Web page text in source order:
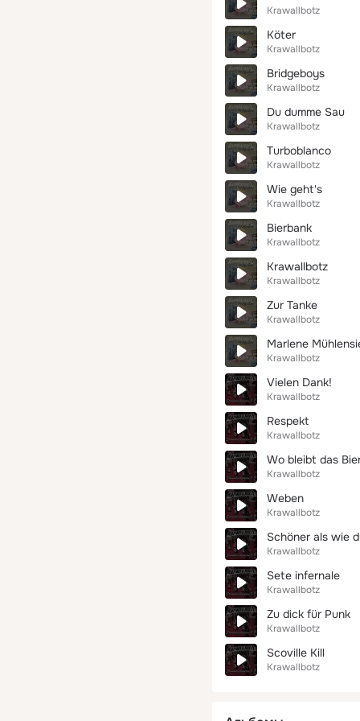
Krawallbotz
Köter
Krawallbotz
Bridgeboys
Krawallbotz
Du dumme Sau
Krawallbotz
Turboblanco
Krawallbotz
Wie geht's
Krawallbotz
Bierbank
Krawallbotz
Krawallbotz
Krawallbotz
Zur Tanke
Krawallbotz
Marlene
Krawallbotz
Vielen Dank!
Krawallbotz
Respekt
Krawallbotz
Wo bleibt das
Krawallbotz
Weben
Krawallbotz
Schöner als wie
Krawallbotz
Sete infernale
Krawallbotz
Zu dick für Punk
Krawallbotz
Scoville Kill
Krawallbotz